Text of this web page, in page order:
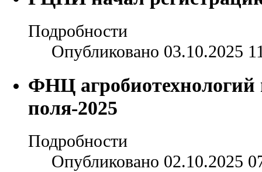
Подробности
Опубликовано 03.10.2025
ФНЦ
поля-2025
Подробности
Опубликовано 02.10.2025